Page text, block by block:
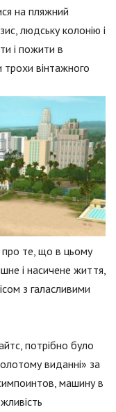
на пляжний
людську колонію і
і пожити в
вінтажного
про те, що в цьому
і насичене життя,
з галасливими
потрібно було
виданні» за
машину в